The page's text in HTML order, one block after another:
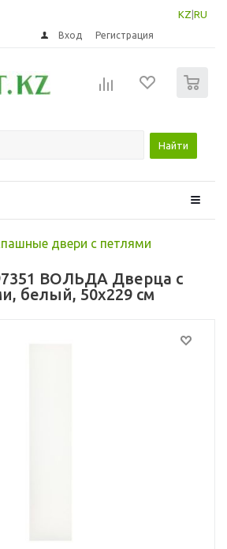
KZ RU
Вход Регистрация
Найти
двери с петлями
ВОЛЬДА Дверца с
белый, 50x229 см